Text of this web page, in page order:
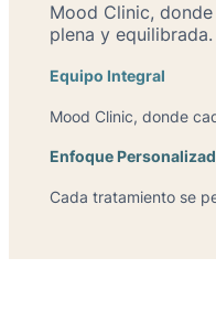
Mood Clinic,
plena y equilibrada.
Equipo Integral
Mood Clinic, donde
Enfoque
Cada tratamiento se